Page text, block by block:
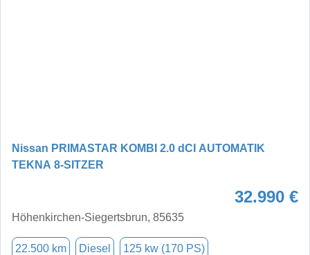
Nissan PRIMASTAR KOMBI 2.0 dCI AUTOMATIK
TEKNA 8-SITZER
32.990 €
Höhenkirchen-Siegertsbrun, 85635
22.500 km Diesel 125 kw (170 PS)